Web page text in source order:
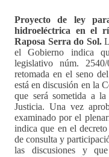
Proyecto de ley
hidroeléctrica en el
Raposa Serra do Sol.
el Gobierno indica
legislativo núm.
retomada en el seno
está en discusión en la
que será sometida a
Justicia. Una vez
examinado por el
indica que en el
de consulta y
las discusiones y